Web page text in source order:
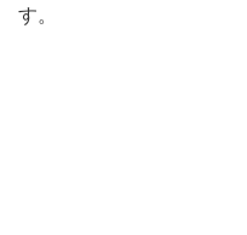
す。